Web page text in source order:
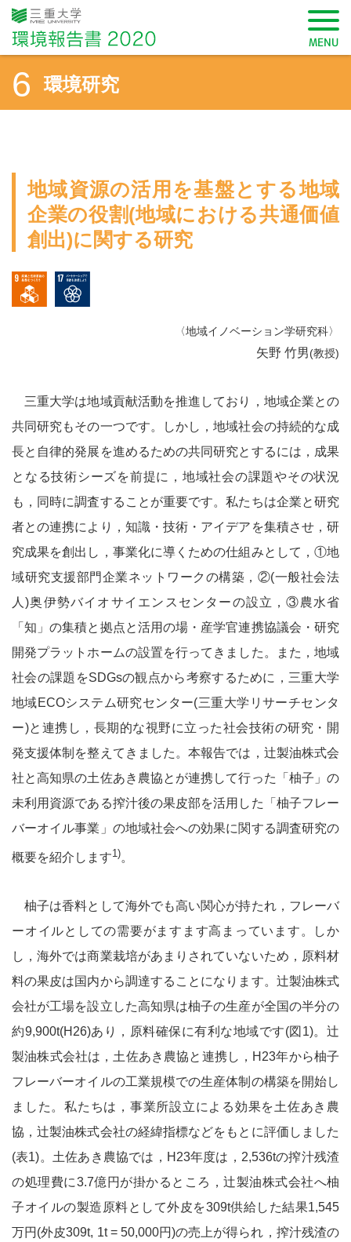
三重大学 環境報告書2020
MENU
学長メッセージ
三重大学環境方針
Mie University Environmental Strategy
三重大学が目指す環境
三重大学の概要
特集
環境ISO学生委員会の活動
サステイナブル・
スマートキャンパス
環境教育
環境研究
マネジメントシステム
第三者評価
用語解説
記事一覧
6 環境研究
地域資源の活用を基盤とする地域
企業の役割(地域における共通価値
創出)に関する研究
9 産業と技術革新の基盤をつくろう
〈地域イノベーション学研究科〉
矢野 竹男(教授)
三重大学は地域貢献活動を推進しており，地域企業との
共同研究もその一つです。しかし，地域社会の持続的な成
長と自律的発展を進めるための共同研究とするには，成果
となる技術シーズを前提に，地域社会の課題やその状況
も，同時に調査することが重要です。私たちは企業と研究
者との連携により，知識・技術・アイデアを集積させ，研
究成果を創出し，事業化に導くための仕組みとして，①地
域研究支援部門企業ネットワークの構築，②(一般社会法
人)奥伊勢バイオサイエンスセンターの設立，③農水省
「知」の集積と拠点と活用の場・産学官連携協議会・研究
開発プラットホームの設置を行ってきました。また，地域
社会の課題をSDGsの観点から考察するために，三重大学
地域ECOシステム研究センター(三重大学リサーチセンタ
ー)と連携し，長期的な視野に立った社会技術の研究・開
発支援体制を整えてきました。本報告では，辻製油株式会
社と高知県の土佐あき農協とが連携して行った「柚子」の
未利用資源である搾汁後の果皮部を活用した「柚子フレー
バーオイル事業」の地域社会への効果に関する調査研究の
概要を紹介します1)。
柚子は香料として海外でも高い関心が持たれ，フレーバ
ーオイルとしての需要がますます高まっています。しか
し，海外では商業栽培があまりされていないため，原料材
料の果皮は国内から調達することになります。辻製油株式
会社が工場を設立した高知県は柚子の生産が全国の半分の
約9,900t(H26)あり，原料確保に有利な地域です(図1)。辻
製油株式会社は，土佐あき農協と連携し，H23年から柚子
フレーバーオイルの工業規模での生産体制の構築を開始し
ました。私たちは，事業所設立による効果を土佐あき農
協，辻製油株式会社の経緯指標などをもとに評価しました
(表1)。土佐あき農協では，H23年度は，2,536tの搾汁残渣
の処理費に3.7億円が掛かるところ，辻製油株式会社へ柚
子オイルの製造原料として外皮を309t供給した結果1,545
万円(外皮309t, 1t = 50,000円)の売上が得られ，搾汁残渣の